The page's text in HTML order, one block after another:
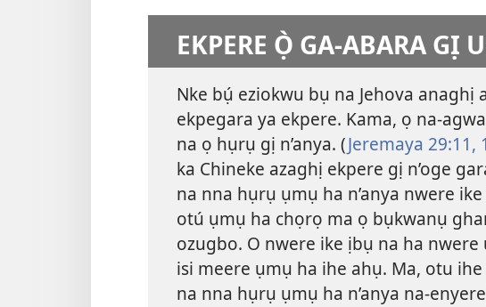
EKPERE Ọ̀ GA-ABARA GỊ
Nke bụ́ eziokwu bụ na Jehova anaghị
ekpegara ya ekpere. Kama, ọ na-
na ọ hụrụ gị n’anya. (Jeremaya 29:11,
ka Chineke azaghị ekpere gị n’oge
na nna hụrụ ụmụ ha n’anya nwere
otú ụmụ ha chọrọ ma ọ bụkwanụ
ozugbo. O nwere ike ịbụ na ha
isi meere ụmụ ha ihe ahụ. Ma, otu
na nna hụrụ ụmụ ha n’anya na-